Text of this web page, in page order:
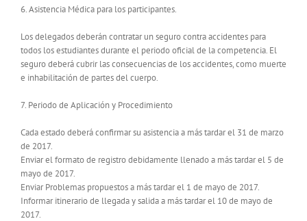
6. Asistencia Médica para los participantes.
Los delegados deberán contratar un seguro contra accidentes para
todos los estudiantes durante el periodo oficial de la competencia. El
seguro deberá cubrir las consecuencias de los accidentes, como muerte
e inhabilitación de partes del cuerpo.
7. Periodo de Aplicación y Procedimiento
Cada estado deberá confirmar su asistencia a más tardar el 31 de marzo
de 2017.
Enviar el formato de registro debidamente llenado a más tardar el 5 de
mayo de 2017.
Enviar Problemas propuestos a más tardar el 1 de mayo de 2017.
Informar itinerario de llegada y salida a más tardar el 10 de mayo de
2017.